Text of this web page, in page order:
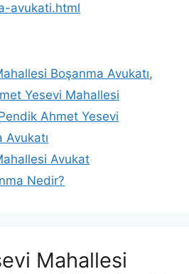
avukati.html
Boşanma Avukatı,
Yesevi Mahallesi
Ahmet Yesevi
Avukatı
Avukat
Nedir?
Mahallesi